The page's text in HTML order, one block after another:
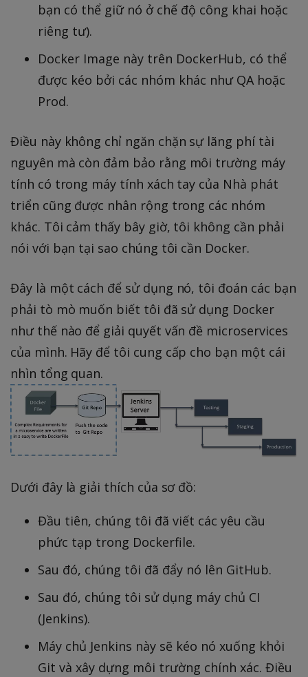
bạn có thể giữ nó ở chế độ công khai hoặc
riêng tư).
Docker Image này trên DockerHub, có thể
được kéo bởi các nhóm khác như QA hoặc
Prod.
Điều này không chỉ ngăn chặn sự lãng phí tài
nguyên mà còn đảm bảo rằng môi trường máy
tính có trong máy tính xách tay của Nhà phát
triển cũng được nhân rộng trong các nhóm
khác. Tôi cảm thấy bây giờ, tôi không cần phải
nói với bạn tại sao chúng tôi cần Docker.
Đây là một cách để sử dụng nó, tôi đoán các bạn
phải tò mò muốn biết tôi đã sử dụng Docker
như thế nào để giải quyết vấn đề microservices
của mình. Hãy để tôi cung cấp cho bạn một cái
nhìn tổng quan.
Dưới đây là giải thích của sơ đồ:
Đầu tiên, chúng tôi đã viết các yêu cầu
phức tạp trong Dockerfile.
Sau đó, chúng tôi đã đẩy nó lên GitHub.
Sau đó, chúng tôi sử dụng máy chủ CI
(Jenkins).
Máy chủ Jenkins này sẽ kéo nó xuống khỏi
Git và xây dựng môi trường chính xác. Điều